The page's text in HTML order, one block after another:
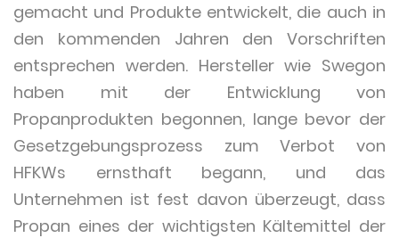
gemacht und Produkte entwickelt, die auch in
den kommenden Jahren den Vorschriften
entsprechen werden. Hersteller wie Swegon
haben mit der Entwicklung von
Propanprodukten begonnen, lange bevor der
Gesetzgebungsprozess zum Verbot von
HFKWs ernsthaft begann, und das
Unternehmen ist fest davon überzeugt, dass
Propan eines der wichtigsten Kältemittel der